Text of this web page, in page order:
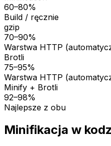
60–80%
Build / ręcznie
gzip
70–90%
Warstwa HTTP
Brotli
75–95%
Warstwa HTTP
Minify + Brotli
92–98%
Najlepsze z obu
Minifikacja w